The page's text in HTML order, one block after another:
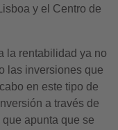
y el Centro de
la rentabilidad ya no
las inversiones que
en este tipo de
a través de
apunta que se